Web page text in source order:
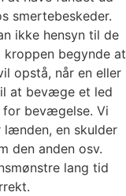
smertebeskeder.
ikke hensyn til de
begynde at
opstå, når en eller
at bevæge et led
for bevægelse. Vi
lænden, en skulder
den anden osv.
lang tid